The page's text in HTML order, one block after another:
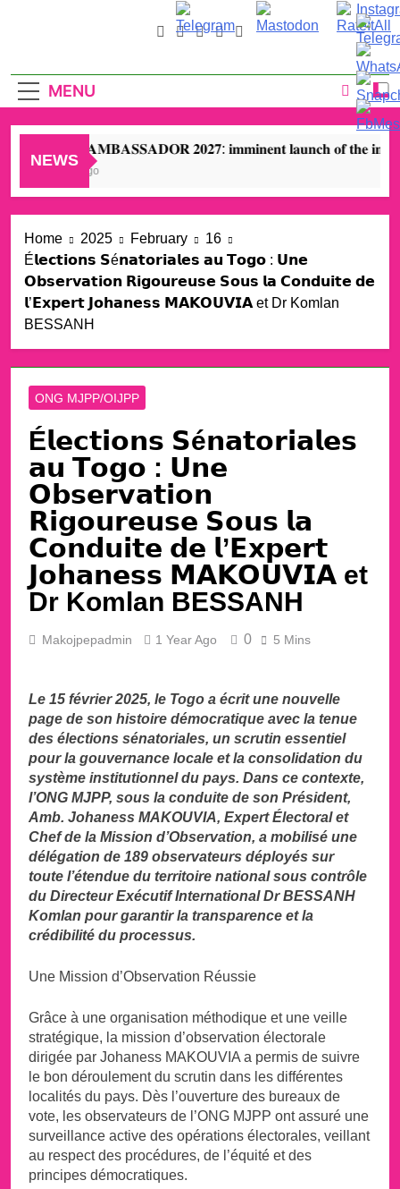
et le Rév. Dr. Shodankeh Johnson
AFRIQUE DU SUD : Amb. Dr Johaness
MAKOUVIA Président du Conseil de Gouvernance
Johaness MAKOUVIA élu Président du Conseil de
MENU
NEWS
𝐏𝐄𝐀𝐂𝐄 𝐀𝐌𝐁𝐀𝐒𝐒𝐀𝐃𝐎𝐑 𝟐𝟎𝟐𝟕: 𝐢𝐦𝐦𝐢𝐧𝐞𝐧𝐭 𝐥𝐚𝐮𝐧𝐜𝐡 𝐨𝐟 𝐭𝐡𝐞
Home 2025 February
16
É𝗹𝗲𝗰𝘁𝗶𝗼𝗻𝘀 𝗦é𝗻𝗮𝘁𝗼𝗿𝗶𝗮𝗹𝗲𝘀 𝗮𝘂 𝗧𝗼𝗴𝗼 : 𝗨𝗻𝗲
𝗢𝗯𝘀𝗲𝗿𝘃𝗮𝘁𝗶𝗼𝗻 𝗥𝗶𝗴𝗼𝘂𝗿𝗲𝘂𝘀𝗲 𝗦𝗼𝘂𝘀 𝗹𝗮 𝗖𝗼𝗻𝗱𝘂𝗶𝘁𝗲 𝗱𝗲
𝗹’𝗘𝘅𝗽𝗲𝗿𝘁 𝗝𝗼𝗵𝗮𝗻𝗲𝘀𝘀 𝗠𝗔𝗞𝗢𝗨𝗩𝗜𝗔 et Dr Komlan
BESSANH
ONG MJPP/OIJPP
É𝗹𝗲𝗰𝘁𝗶𝗼𝗻𝘀 𝗦é𝗻𝗮𝘁𝗼𝗿𝗶𝗮𝗹𝗲𝘀
𝗮𝘂 𝗧𝗼𝗴𝗼 : 𝗨𝗻𝗲
𝗢𝗯𝘀𝗲𝗿𝘃𝗮𝘁𝗶𝗼𝗻
𝗥𝗶𝗴𝗼𝘂𝗿𝗲𝘂𝘀𝗲 𝗦𝗼𝘂𝘀 𝗹𝗮
𝗖𝗼𝗻𝗱𝘂𝗶𝘁𝗲 𝗱𝗲 𝗹’𝗘𝘅𝗽𝗲𝗿𝘁
𝗝𝗼𝗵𝗮𝗻𝗲𝘀𝘀 𝗠𝗔𝗞𝗢𝗨𝗩𝗜𝗔 et
Dr Komlan BESSANH
Makojpepadmin 1 Year Ago 0 5 Mins
Le 15 février 2025, le Togo a écrit une nouvelle
page de son histoire démocratique avec la tenue
des élections sénatoriales, un scrutin essentiel
pour la gouvernance locale et la consolidation du
système institutionnel du pays. Dans ce contexte,
l’ONG MJPP, sous la conduite de son Président,
Amb. Johaness MAKOUVIA, Expert Électoral et
Chef de la Mission d’Observation, a mobilisé une
délégation de 189 observateurs déployés sur
toute l’étendue du territoire national sous contrôle
du Directeur Exécutif International Dr BESSANH
Komlan pour garantir la transparence et la
crédibilité du processus.
Une Mission d’Observation Réussie
Grâce à une organisation méthodique et une veille
stratégique, la mission d’observation électorale
dirigée par Johaness MAKOUVIA a permis de suivre
le bon déroulement du scrutin dans les différentes
localités du pays. Dès l’ouverture des bureaux de
vote, les observateurs de l’ONG MJPP ont assuré une
surveillance active des opérations électorales, veillant
au respect des procédures, de l’équité et des
principes démocratiques.